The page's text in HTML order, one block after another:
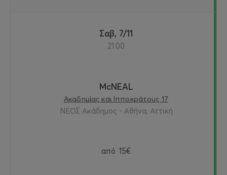
Σαβ, 7/11
21:00
McNEAL
Ακαδημίας και Ιπποκράτους 17
ΝΕΟΣ Ακάδημος - Αθήνα, Αττική
από 15€